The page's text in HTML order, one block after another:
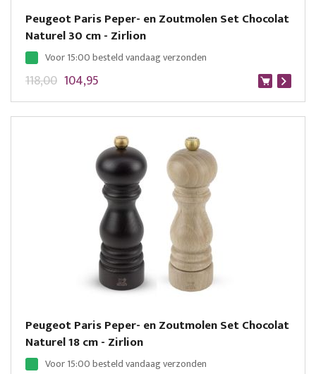
Peugeot Paris Peper- en Zoutmolen Set Chocolat
Naturel 30 cm - Zirlion
Voor 15:00 besteld vandaag verzonden
104,95
118,00
Peugeot Paris Peper- en Zoutmolen Set Chocolat
Naturel 18 cm - Zirlion
Voor 15:00 besteld vandaag verzonden